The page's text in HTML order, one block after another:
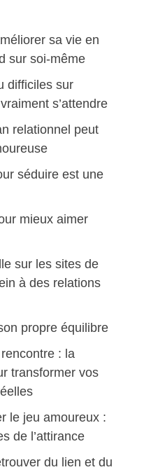
sa vie en
sur soi-même
difficiles sur
s’attendre
relationnel peut
séduire est une
mieux aimer
sur les sites de
à des relations
propre équilibre
: la
transformer vos
le jeu amoureux :
de l’attirance
du lien et du